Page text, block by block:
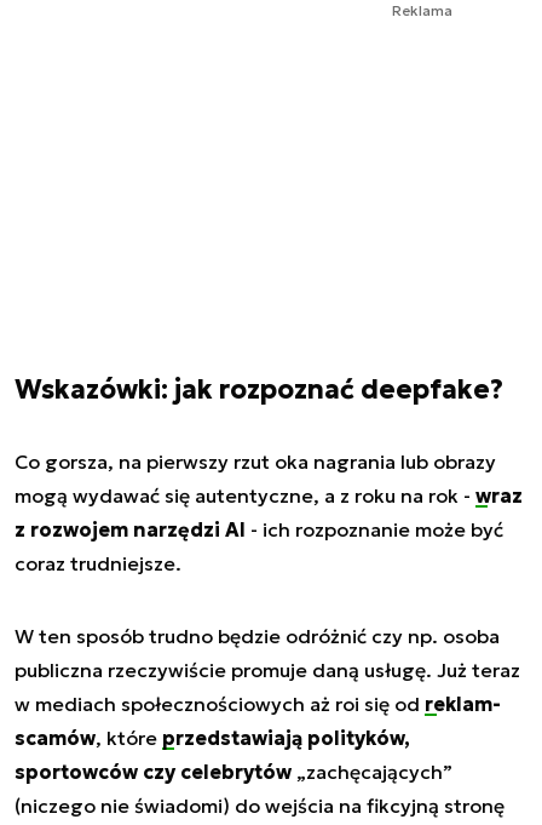
Reklama
Wskazówki: jak rozpoznać deepfake?
Co gorsza, na pierwszy rzut oka nagrania lub obrazy
mogą wydawać się autentyczne, a z roku na rok - wraz
z rozwojem narzędzi AI - ich rozpoznanie może być
coraz trudniejsze.
W ten sposób trudno będzie odróżnić czy np. osoba
publiczna rzeczywiście promuje daną usługę. Już teraz
w mediach społecznościowych aż roi się od reklam-
scamów, które przedstawiają polityków,
sportowców czy celebrytów „zachęcających”
(niczego nie świadomi) do wejścia na fikcyjną stronę